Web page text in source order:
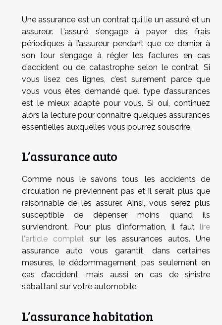
Une assurance est un contrat qui lie un assuré et un
assureur. L’assuré s’engage à payer des frais
périodiques à l’assureur pendant que ce dernier à
son tour s’engage à régler les factures en cas
d’accident ou de catastrophe selon le contrat. Si
vous lisez ces lignes, c’est surement parce que
vous vous êtes demandé quel type d’assurances
est le mieux adapté pour vous. Si oui, continuez
alors la lecture pour connaitre quelques assurances
essentielles auxquelles vous pourrez souscrire.
L’assurance auto
Comme nous le savons tous, les accidents de
circulation ne préviennent pas et il serait plus que
raisonnable de les assurer. Ainsi, vous serez plus
susceptible de dépenser moins quand ils
surviendront. Pour plus d'information, il faut lire
l'article completsur les assurances autos. Une
assurance auto vous garantit, dans certaines
mesures, le dédommagement, pas seulement en
cas d’accident, mais aussi en cas de sinistre
s’abattant sur votre automobile.
L’assurance habitation